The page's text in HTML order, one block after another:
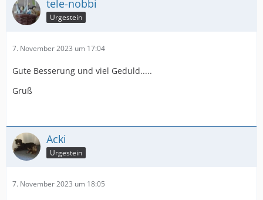
tele-nobbi
Urgestein
7. November 2023 um 17:04
Gute Besserung und viel Geduld.....
Gruß
Acki
Urgestein
7. November 2023 um 18:05